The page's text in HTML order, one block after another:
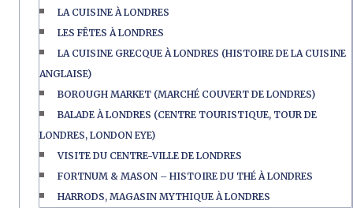
LA CUISINE À LONDRES
LES FÊTES À LONDRES
LA CUISINE GRECQUE À LONDRES (HISTOIRE DE LA CUISINE
ANGLAISE)
BOROUGH MARKET (MARCHÉ COUVERT DE LONDRES)
BALADE À LONDRES (CENTRE TOURISTIQUE, TOUR DE
LONDRES, LONDON EYE)
VISITE DU CENTRE-VILLE DE LONDRES
FORTNUM & MASON – HISTOIRE DU THÉ À LONDRES
HARRODS, MAGASIN MYTHIQUE À LONDRES